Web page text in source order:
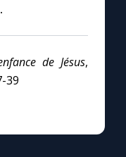
de Jésus,
39